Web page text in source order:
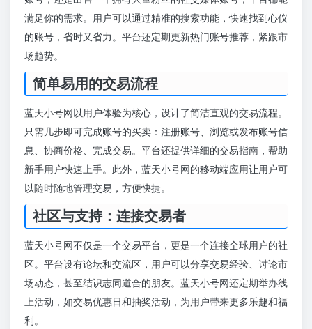
满足你的需求。用户可以通过精准的搜索功能，快速找到心仪
的账号，省时又省力。平台还定期更新热门账号推荐，紧跟市
场趋势。
简单易用的交易流程
蓝天小号网以用户体验为核心，设计了简洁直观的交易流程。
只需几步即可完成账号的买卖：注册账号、浏览或发布账号信
息、协商价格、完成交易。平台还提供详细的交易指南，帮助
新手用户快速上手。此外，蓝天小号网的移动端应用让用户可
以随时随地管理交易，方便快捷。
社区与支持：连接交易者
蓝天小号网不仅是一个交易平台，更是一个连接全球用户的社
区。平台设有论坛和交流区，用户可以分享交易经验、讨论市
场动态，甚至结识志同道合的朋友。蓝天小号网还定期举办线
上活动，如交易优惠日和抽奖活动，为用户带来更多乐趣和福
利。